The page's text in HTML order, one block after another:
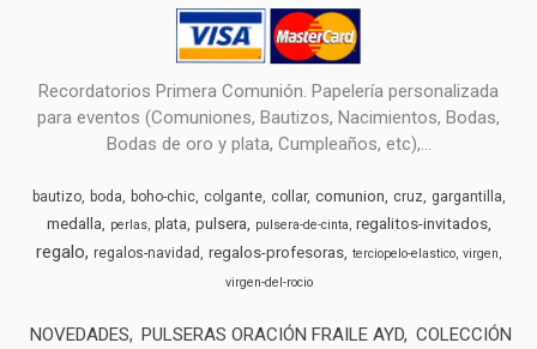
Recordatorios Primera Comunión. Papelería personalizada
para eventos (Comuniones, Bautizos, Nacimientos, Bodas,
Bodas de oro y plata, Cumpleaños, etc),...
bautizo boda boho-chic colgante collar comunion cruz gargantilla
medalla perlas plata pulsera pulsera-de-cinta regalitos-invitados
regalo regalos-navidad regalos-profesoras terciopelo-elastico virgen
virgen-del-rocio
NOVEDADES PULSERAS ORACIÓN FRAILE AYD COLECCIÓN